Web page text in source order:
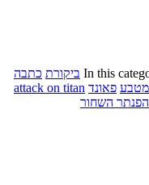
In this ביקורת כתבה
מטבע פאונד attack on titan
הפנתר השחור